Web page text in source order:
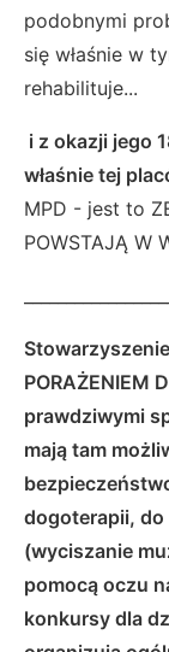
podobnymi
się właśnie w
rehabilituje...
i z okazji jego
właśnie tej
MPD - jest to
POWSTAJĄ W
PORAŻENIEM
prawdziwymi
mają tam
dogoterapii, do
(wyciszanie
pomocą oczu
konkursy dla